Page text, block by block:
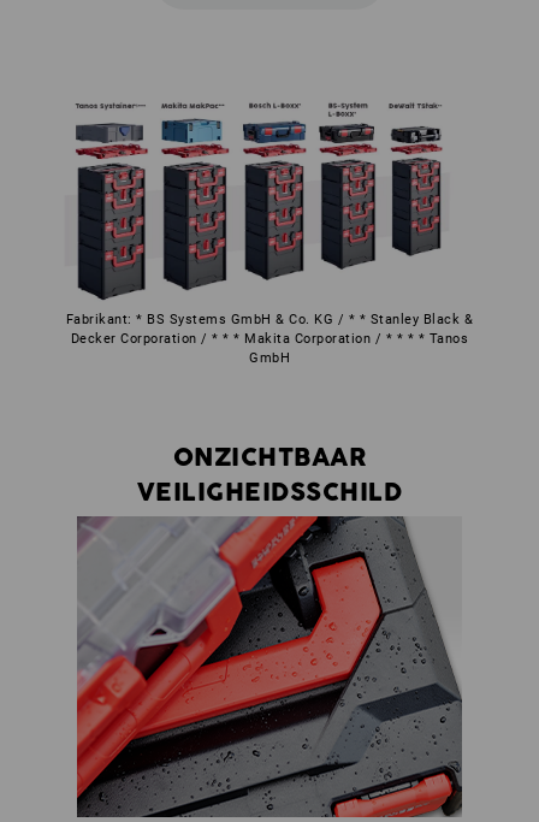
Fabrikant: * BS Systems GmbH & Co. KG / * * Stanley Black &
Decker Corporation / * * * Makita Corporation / * * * * Tanos
GmbH
ONZICHTBAAR
VEILIGHEIDSSCHILD